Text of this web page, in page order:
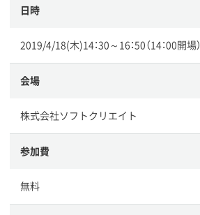
日時
2019/4/18(木)14：30～16：50（14：00開場）
会場
株式会社ソフトクリエイト
参加費
無料